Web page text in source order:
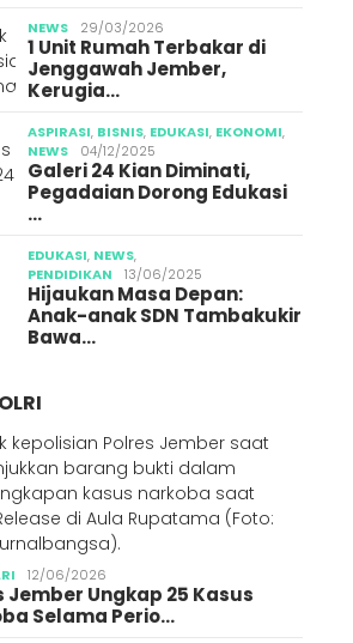
NEWS 29/03/2026
1 Unit Rumah Terbakar di
Jenggawah Jember,
Kerugia…
ASPIRASI, BISNIS, EDUKASI, EKONOMI,
NEWS
04/12/2025
Galeri 24 Kian Diminati,
Pegadaian Dorong Edukasi
…
EDUKASI, NEWS,
PENDIDIKAN
13/06/2025
Hijaukan Masa Depan:
Anak-anak SDN Tambakukir
Bawa…
12/06/2026
Jember Ungkap 25 Kasus
Selama Perio…